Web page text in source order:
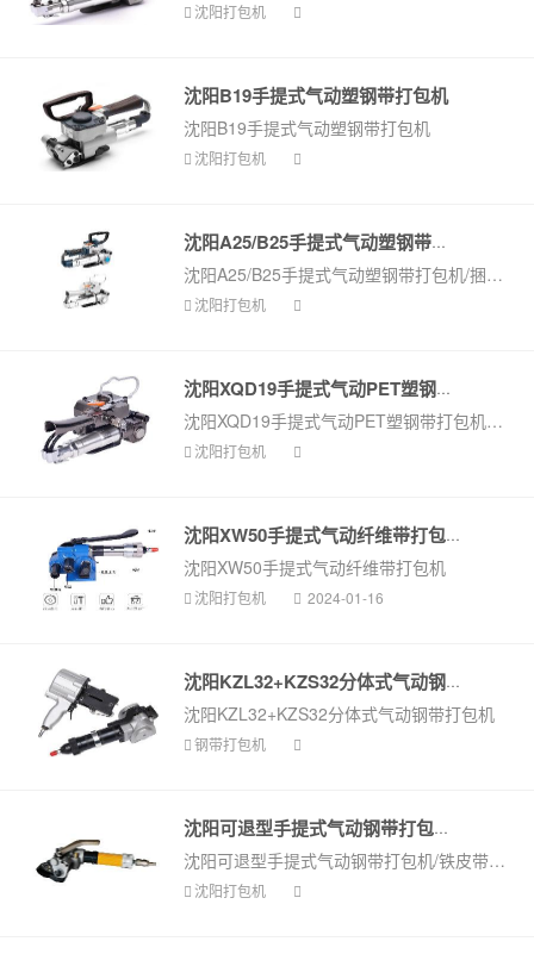
沈阳打包机
沈阳B19手提式气动塑钢带打包机
沈阳B19手提式气动塑钢带打包机
沈阳打包机
沈阳A25/B25手提式气动塑钢带打包机...
沈阳A25/B25手提式气动塑钢带打包机/捆扎机（新型）
沈阳打包机
沈阳XQD19手提式气动PET塑钢带打包...
沈阳XQD19手提式气动PET塑钢带打包机（高配版）
沈阳打包机
沈阳XW50手提式气动纤维带打包机
沈阳XW50手提式气动纤维带打包机
沈阳打包机 2024-01-16
沈阳KZL32+KZS32分体式气动钢带打包...
沈阳KZL32+KZS32分体式气动钢带打包机
钢带打包机
沈阳可退型手提式气动钢带打包机/铁...
沈阳可退型手提式气动钢带打包机/铁皮带拉紧机
沈阳打包机